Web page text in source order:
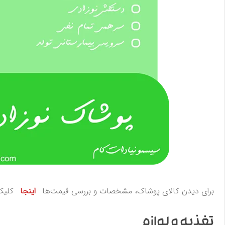
برای دیدن کالای پوشاک، مشخصات و بررسی قیمت‌ها اینجا